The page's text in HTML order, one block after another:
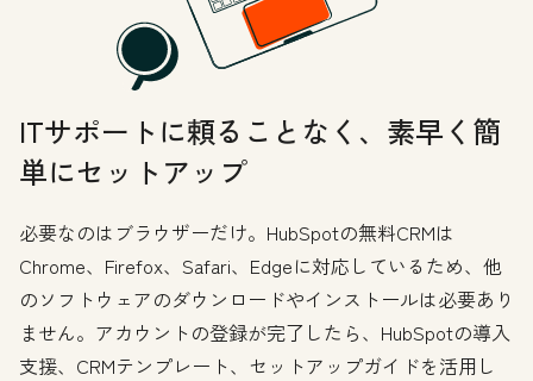
ITサポートに頼ることなく、素早く簡
単にセットアップ
必要なのはブラウザーだけ。HubSpotの無料CRMは
Chrome、Firefox、Safari、Edgeに対応しているため、他
のソフトウェアのダウンロードやインストールは必要あり
ません。アカウントの登録が完了したら、HubSpotの導入
支援、CRMテンプレート、セットアップガイドを活用し